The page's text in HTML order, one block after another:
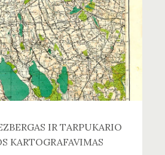
IR TARPUKARIO
KARTOGRAFAVIMAS